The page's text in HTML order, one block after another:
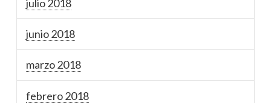
julio 2018
junio 2018
marzo 2018
febrero 2018